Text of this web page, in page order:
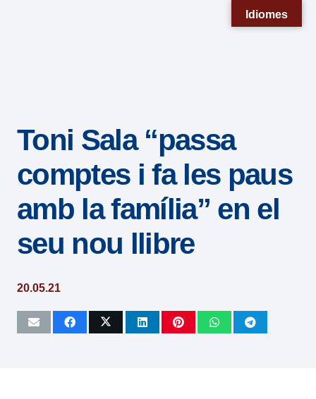
sistema
accesibilidad.
Toni Sala “passa
comptes i fa les paus
amb la família” en el
seu nou llibre
20.05.21
Idiomes